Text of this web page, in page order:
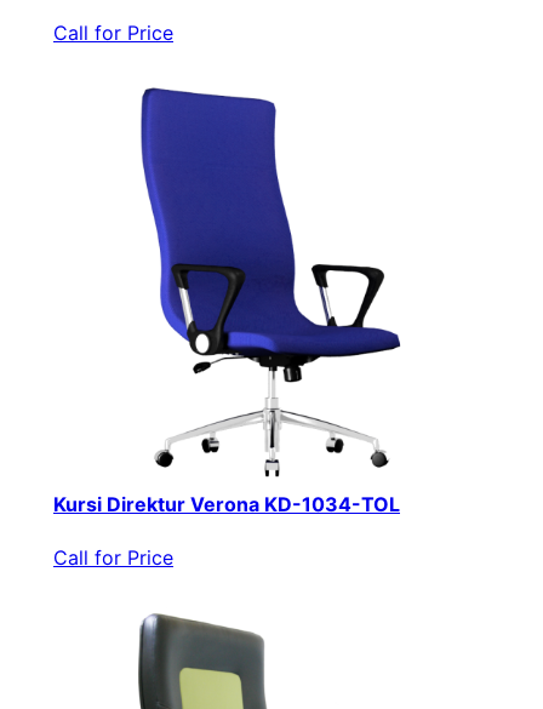
Call for Price
Kursi Direktur Verona KD-1034-TOL
Call for Price